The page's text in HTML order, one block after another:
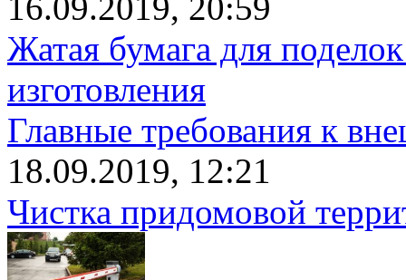
Жатая бумага для
изготовления
Главные требования к
18.09.2019, 12:21
Чистка придомовой